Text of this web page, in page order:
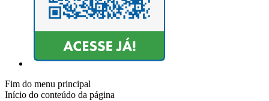
Fim do menu principal
Início do conteúdo da página